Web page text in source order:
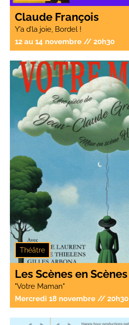
Claude François
Y’a d’la joie, Bordel !
12 au 14 novembre // 20h30
Humour
Théâtre
Les Scènes en Scènes
"Votre Maman"
Mercredi 18 novembre // 20h30